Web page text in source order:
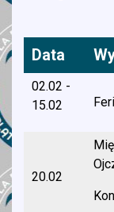
Data
02.02 -
15.02
20.02